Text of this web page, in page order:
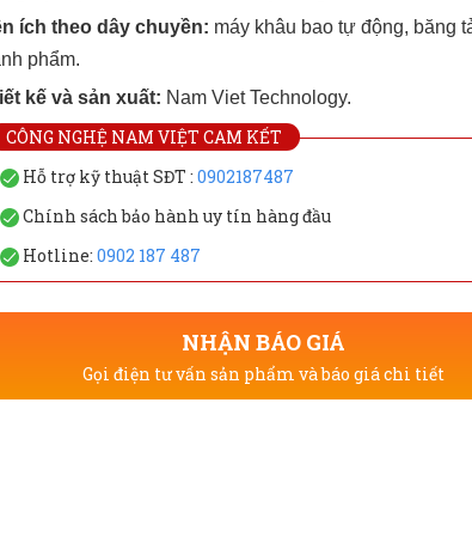
ích theo dây chuyền: máy khâu bao tự động, băng
phẩm.
kế và sản xuất: Nam Viet Technology.
CÔNG NGHỆ NAM VIỆT CAM KẾT
Hỗ trợ kỹ thuật SĐT : 0902187487
Chính sách bảo hành uy tín hàng đầu
Hotline: 0902 187 487
NHẬN BÁO GIÁ
Gọi điện tư vấn sản phẩm và báo giá chi tiết